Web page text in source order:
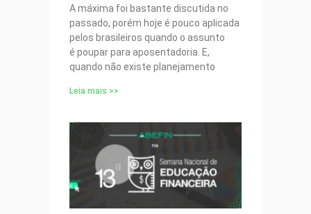
A máxima foi bastante discutida no
passado, porém hoje é pouco aplicada
pelos brasileiros quando o assunto
é poupar para aposentadoria. E,
quando não existe planejamento
Leia mais >>